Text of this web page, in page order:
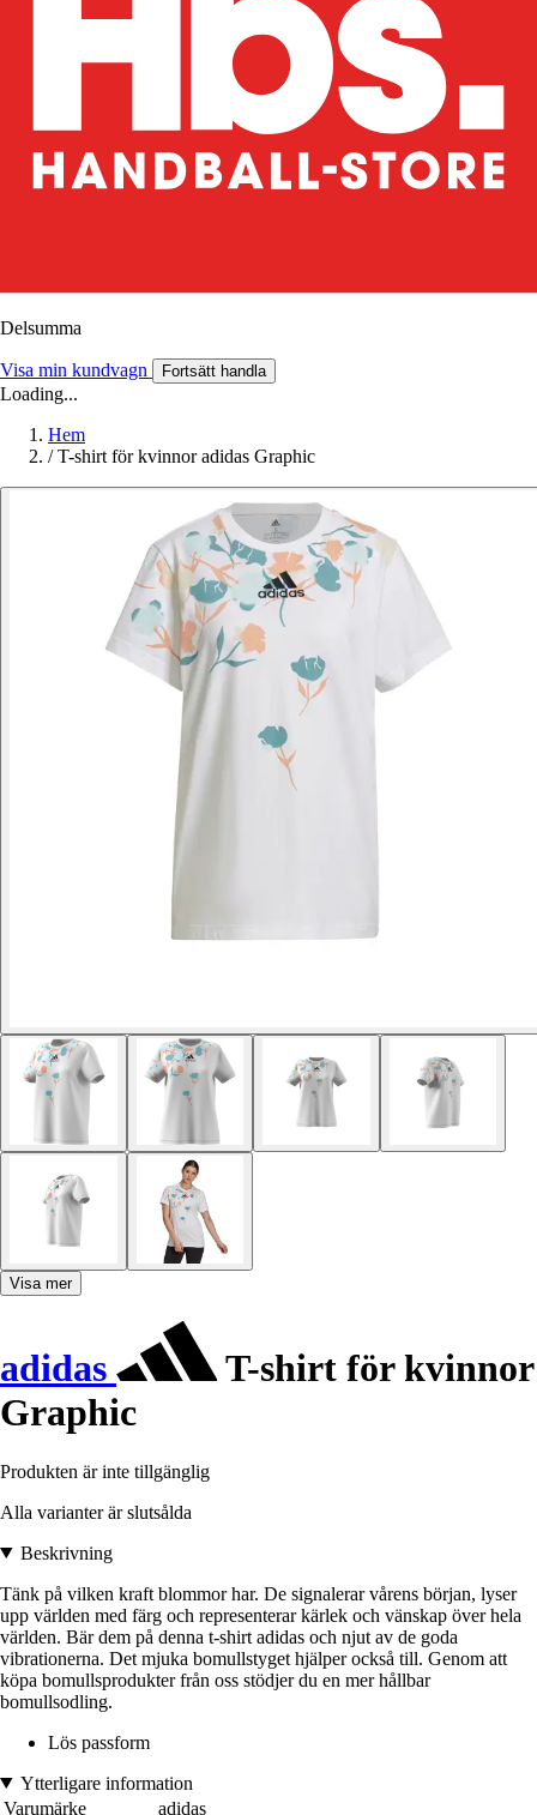
Delsumma
Visa min kundvagn Fortsätt handla
Loading...
Hem
/ T-shirt för kvinnor adidas Graphic
Visa mer
adidas
T-shirt för kvinnor
Graphic
Produkten är inte tillgänglig
Alla varianter är slutsålda
Beskrivning
Tänk på vilken kraft blommor har. De signalerar vårens början, lyser
upp världen med färg och representerar kärlek och vänskap över hela
världen. Bär dem på denna t-shirt adidas och njut av de goda
vibrationerna. Det mjuka bomullstyget hjälper också till. Genom att
köpa bomullsprodukter från oss stödjer du en mer hållbar
bomullsodling.
Lös passform
Ytterligare information
Varumärke
adidas